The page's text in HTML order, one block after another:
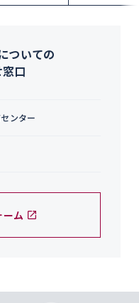
ついての
口
ンター
ーム